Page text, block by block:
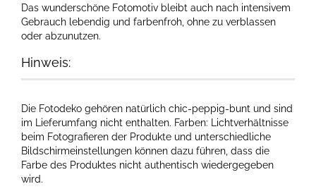
Das wunderschöne Fotomotiv bleibt auch nach intensivem
Gebrauch lebendig und farbenfroh, ohne zu verblassen
oder abzunutzen.
Hinweis:
Die Fotodeko gehören natürlich chic-peppig-bunt und sind
im Lieferumfang nicht enthalten. Farben: Lichtverhältnisse
beim Fotografieren der Produkte und unterschiedliche
Bildschirmeinstellungen können dazu führen, dass die
Farbe des Produktes nicht authentisch wiedergegeben
wird.​